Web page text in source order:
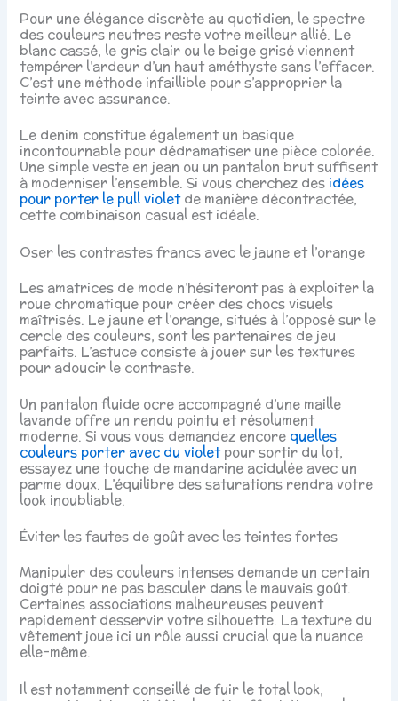
Pour une élégance discrète au quotidien, le spectre
des couleurs neutres reste votre meilleur allié. Le
blanc cassé, le gris clair ou le beige grisé viennent
tempérer l’ardeur d’un haut améthyste sans l’effacer.
C’est une méthode infaillible pour s’approprier la
teinte avec assurance.
Le denim constitue également un basique
incontournable pour dédramatiser une pièce colorée.
Une simple veste en jean ou un pantalon brut suffisent
à moderniser l’ensemble. Si vous cherchez des idées
pour porter le pull violetde manière décontractée,
cette combinaison casual est idéale.
Oser les contrastes francs avec le jaune et l’orange
Les amatrices de mode n’hésiteront pas à exploiter la
roue chromatique pour créer des chocs visuels
maîtrisés. Le jaune et l’orange, situés à l’opposé sur le
cercle des couleurs, sont les partenaires de jeu
parfaits. L’astuce consiste à jouer sur les textures
pour adoucir le contraste.
Un pantalon fluide ocre accompagné d’une maille
lavande offre un rendu pointu et résolument
moderne. Si vous vous demandez encore quelles
couleurs porter avec du violetpour sortir du lot,
essayez une touche de mandarine acidulée avec un
parme doux. L’équilibre des saturations rendra votre
look inoubliable.
Éviter les fautes de goût avec les teintes fortes
Manipuler des couleurs intenses demande un certain
doigté pour ne pas basculer dans le mauvais goût.
Certaines associations malheureuses peuvent
rapidement desservir votre silhouette. La texture du
vêtement joue ici un rôle aussi crucial que la nuance
elle-même.
Il est notamment conseillé de fuir le total look,